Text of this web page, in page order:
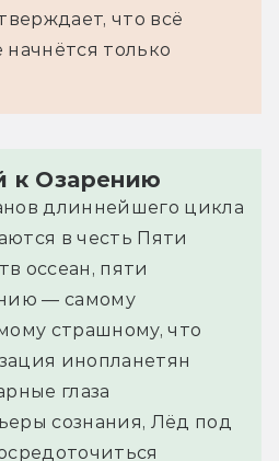
что всё
только
к Озарению
длиннейшего цикла
в честь Пяти
оссеан, пяти
— самому
страшному, что
инопланетян
глаза
сознания, Лёд под